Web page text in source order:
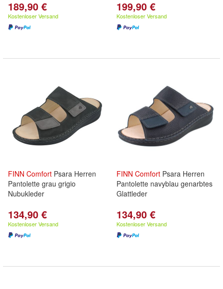
189,90 €
Kostenloser Versand
199,90 €
Kostenloser Versand
FINN Comfort Psara Herren
Pantolette grau grigio
Nubukleder
134,90 €
Kostenloser Versand
FINN Comfort Psara Herren
Pantolette navyblau genarbtes
Glattleder
134,90 €
Kostenloser Versand